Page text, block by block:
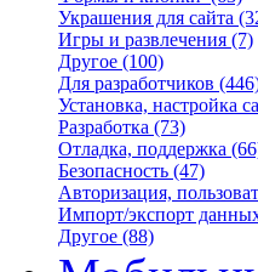
Украшения для сайта
Игры и развлечения (7)
Другое (100)
Для разработчиков
Установка, настройка
Разработка (73)
Отладка, поддержка
Безопасность (47)
Авторизация,
Импорт/экспорт
Другое (88)